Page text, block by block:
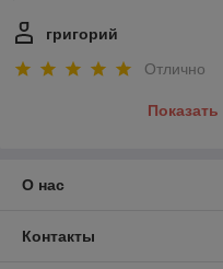
григорий
Отлично
О нас
Контакты